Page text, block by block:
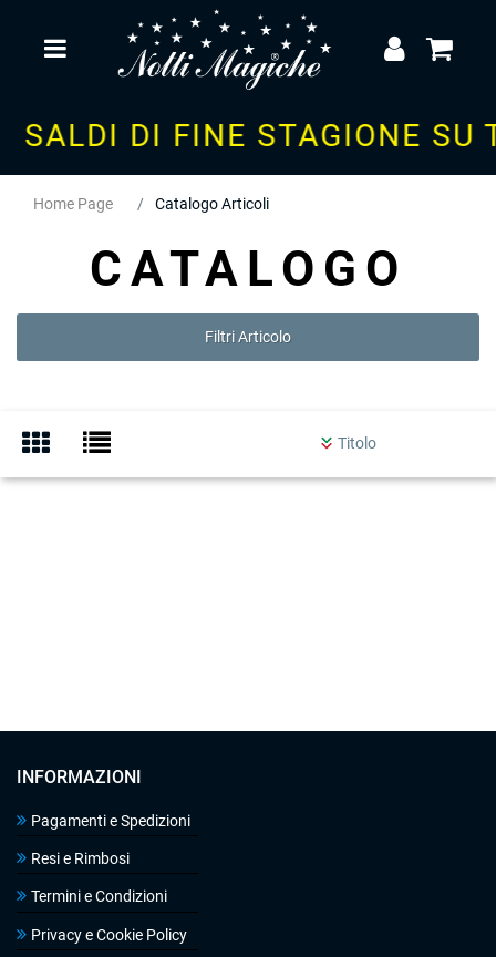
SALDI DI FINE STAGIONE
Home Page Catalogo Articoli
CATALOGO
Filtri Articolo
INFORMAZIONI
Pagamenti e Spedizioni
Resi e Rimbosi
Termini e Condizioni
Privacy e Cookie Policy